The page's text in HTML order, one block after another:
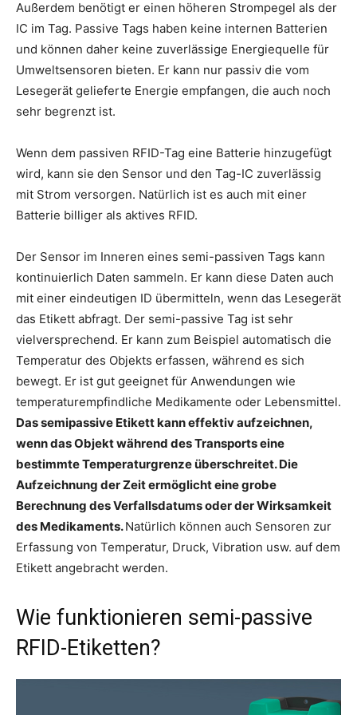
Außerdem benötigt er einen höheren Strompegel als der
IC im Tag. Passive Tags haben keine internen Batterien
und können daher keine zuverlässige Energiequelle für
Umweltsensoren bieten. Er kann nur passiv die vom
Lesegerät gelieferte Energie empfangen, die auch noch
sehr begrenzt ist.
Wenn dem passiven RFID-Tag eine Batterie hinzugefügt
wird, kann sie den Sensor und den Tag-IC zuverlässig
mit Strom versorgen. Natürlich ist es auch mit einer
Batterie billiger als aktives RFID.
Der Sensor im Inneren eines semi-passiven Tags kann
kontinuierlich Daten sammeln. Er kann diese Daten auch
mit einer eindeutigen ID übermitteln, wenn das Lesegerät
das Etikett abfragt. Der semi-passive Tag ist sehr
vielversprechend. Er kann zum Beispiel automatisch die
Temperatur des Objekts erfassen, während es sich
bewegt. Er ist gut geeignet für Anwendungen wie
temperaturempfindliche Medikamente oder Lebensmittel.
Das semipassive Etikett kann effektiv aufzeichnen,
wenn das Objekt während des Transports eine
bestimmte Temperaturgrenze überschreitet. Die
Aufzeichnung der Zeit ermöglicht eine grobe
Berechnung des Verfallsdatums oder der Wirksamkeit
des Medikaments.Natürlich können auch Sensoren zur
Erfassung von Temperatur, Druck, Vibration usw. auf dem
Etikett angebracht werden.
Wie funktionieren semi-passive
RFID-Etiketten?